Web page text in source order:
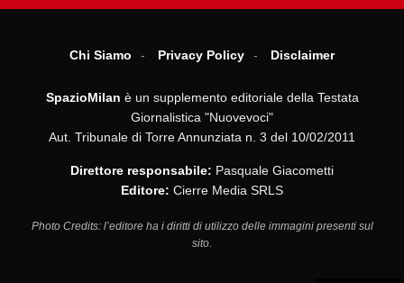
Chi Siamo Privacy Policy Disclaimer
SpazioMilan è un supplemento editoriale della Testata
Giornalistica "Nuovevoci"
Aut. Tribunale di Torre Annunziata n. 3 del 10/02/2011
Direttore responsabile: Pasquale Giacometti
Editore: Cierre Media SRLS
Photo Credits: l’editore ha i diritti di utilizzo delle immagini presenti sul
sito.